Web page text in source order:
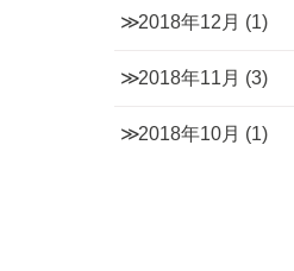
2018年12月 (1)
2018年11月 (3)
2018年10月 (1)